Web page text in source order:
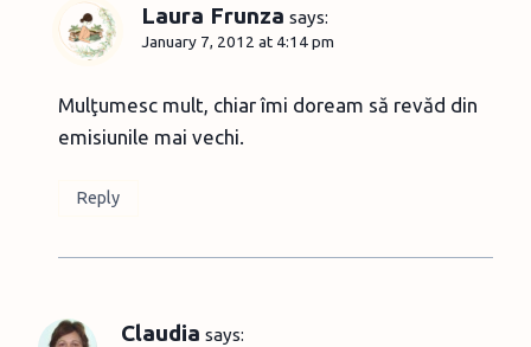
Laura Frunza says:
January 7, 2012 at 4:14 pm
Mulţumesc mult, chiar îmi doream să revăd din
emisiunile mai vechi.
Reply
Claudia says: